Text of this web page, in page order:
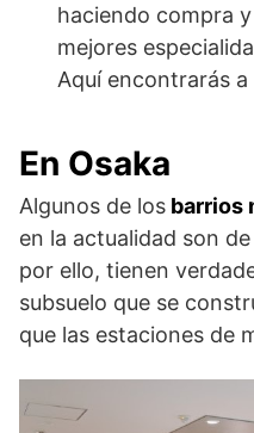
haciendo compra
mejores
Aquí encontrarás
En Osaka
Algunos de los barrios
en la actualidad son
por ello, tienen
subsuelo que se
que las estaciones de